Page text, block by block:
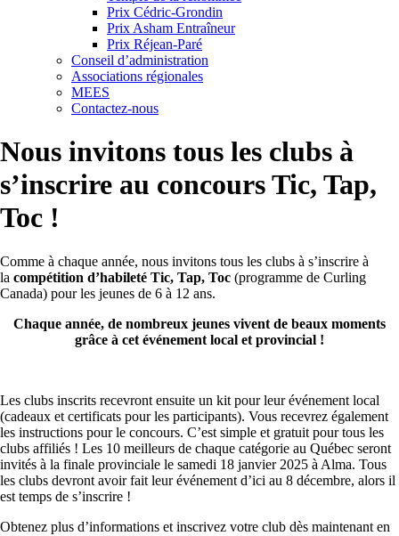
Prix Cédric-Grondin
Prix Asham Entraîneur
Prix Réjean-Paré
Conseil d’administration
Associations régionales
MEES
Contactez-nous
Nous invitons tous les clubs à
s’inscrire au concours Tic, Tap,
Toc !
Comme à chaque année, nous invitons tous les clubs à s’inscrire à
la compétition d’habileté Tic, Tap, Toc (programme de Curling
Canada) pour les jeunes de 6 à 12 ans.
Chaque année, de nombreux jeunes vivent de beaux moments
grâce à cet événement local et provincial !
Les clubs inscrits recevront ensuite un kit pour leur événement local
(cadeaux et certificats pour les participants). Vous recevrez également
les instructions pour le concours. C’est simple et gratuit pour tous les
clubs affiliés ! Les 10 meilleurs de chaque catégorie au Québec seront
invités à la finale provinciale le samedi 18 janvier 2025 à Alma. Tous
les clubs devront avoir fait leur événement d’ici au 8 décembre, alors il
est temps de s’inscrire !
Obtenez plus d’informations et inscrivez votre club dès maintenant en